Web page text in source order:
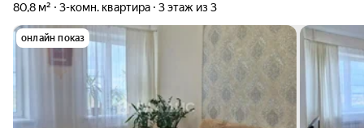
80,8 м² 3-комн. квартира 3 этаж из 3
онлайн показ